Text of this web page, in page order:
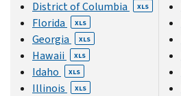
District of Columbia XLS
Florida XLS
Georgia XLS
Hawaii XLS
Idaho XLS
Illinois XLS